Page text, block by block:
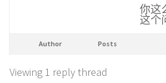
你这
这个
Author Posts
Viewing 1 reply thread